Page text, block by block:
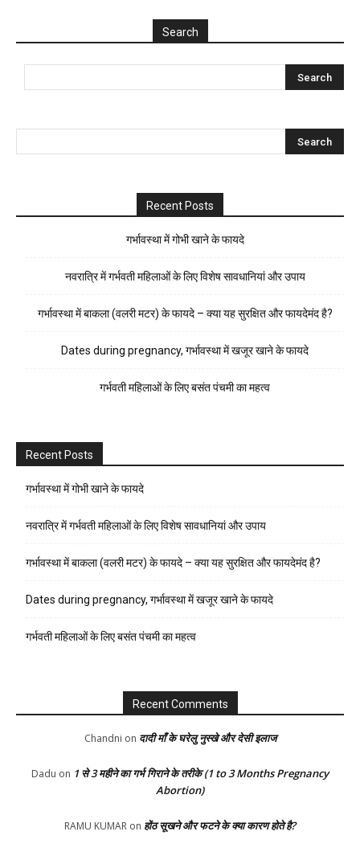
Search
Recent Posts
गर्भावस्था में गोभी खाने के फायदे
नवरात्रि में गर्भवती महिलाओं के लिए विशेष सावधानियां और उपाय
गर्भावस्था में बाकला (वलरी मटर) के फायदे – क्या यह सुरक्षित और फायदेमंद है?
Dates during pregnancy, गर्भावस्था में खजूर खाने के फायदे
गर्भवती महिलाओं के लिए बसंत पंचमी का महत्व
Recent Posts
गर्भावस्था में गोभी खाने के फायदे
नवरात्रि में गर्भवती महिलाओं के लिए विशेष सावधानियां और उपाय
गर्भावस्था में बाकला (वलरी मटर) के फायदे – क्या यह सुरक्षित और फायदेमंद है?
Dates during pregnancy, गर्भावस्था में खजूर खाने के फायदे
गर्भवती महिलाओं के लिए बसंत पंचमी का महत्व
Recent Comments
Chandni on दादी माँ के घरेलु नुस्खे और देसी इलाज
Dadu on 1 से 3 महीने का गर्भ गिराने के तरीके (1 to 3 Months Pregnancy
Abortion)
RAMU KUMAR on होंठ सूखने और फटने के क्या कारण होते है?